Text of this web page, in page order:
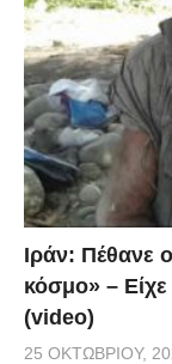
Ιράν: Πέθανε
κόσμο» –
(video)
25 ΟΚΤΩΒΡΊΟΥ,